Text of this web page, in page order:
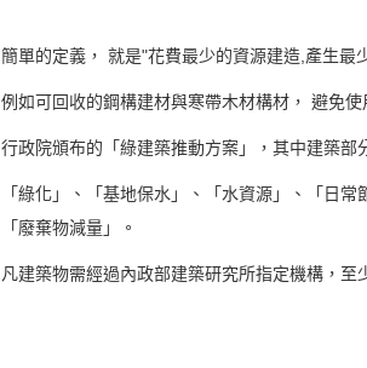
簡單的定義， 就是"花費最少的資源建造,產生最
例如可回收的鋼構建材與寒帶木材構材， 避免
行政院頒布的「綠建築推動方案」，其中建築部
「綠化」、「基地保水」、「水資源」、「日
「廢棄物減量」。
凡建築物需經過內政部建築研究所指定機構，